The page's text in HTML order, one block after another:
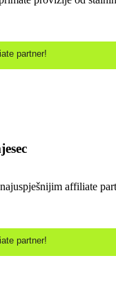
partner!
affiliate
partner!